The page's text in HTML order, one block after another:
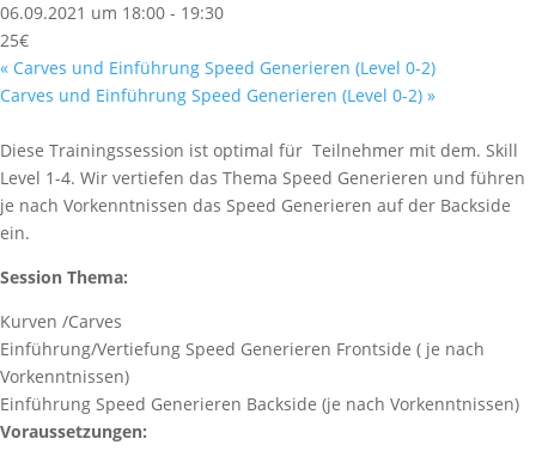
06.09.2021 um 18:00 - 19:30
25€
« Carves und Einführung Speed Generieren (Level 0-2)
Carves und Einführung Speed Generieren (Level 0-2) »
Diese Trainingssession ist optimal für Teilnehmer mit dem. Skill
Level 1-4. Wir vertiefen das Thema Speed Generieren und führen
je nach Vorkenntnissen das Speed Generieren auf der Backside
ein.
Session Thema:
Kurven /Carves
Einführung/Vertiefung Speed Generieren Frontside ( je nach
Vorkenntnissen)
Einführung Speed Generieren Backside (je nach Vorkenntnissen)
Voraussetzungen: